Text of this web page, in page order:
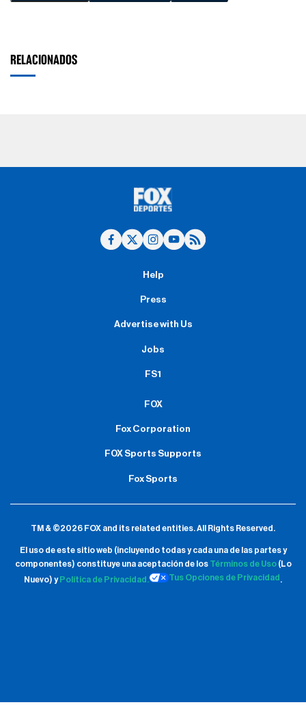
RELACIONADOS
Help
Press
Advertise with Us
Jobs
FS1
FOX
Fox Corporation
FOX Sports Supports
Fox Sports
TM & ©2026 FOX and its related entities.All Rights Reserved.
El uso de este sitio web (incluyendo todas y cada una de las partes y
componentes) constituye una aceptación de los Términos de Uso(Lo
Nuevo) y Política de Privacidad. Tus Opciones de Privacidad .